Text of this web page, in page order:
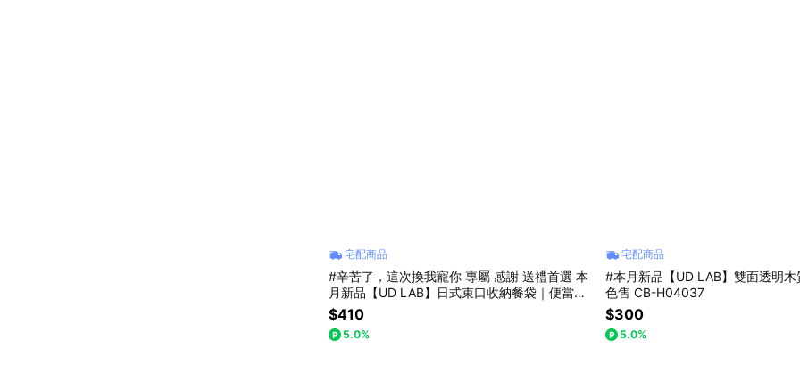
宅配商品
#辛苦了，這次換我寵你 專屬 感謝 送禮首選 本
月新品【UD LAB】日式束口收納餐袋｜便當
袋・午餐袋・上班上學手提餐袋 兩色售 CB-B05
001
$410
5.0%
宅配商品
#本月新品【UD LAB】雙面透明
色售 CB-H04037
$300
5.0%